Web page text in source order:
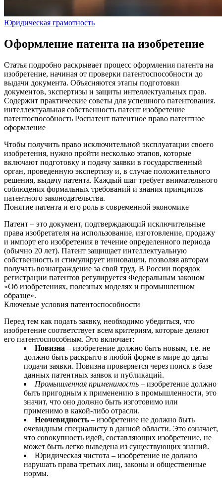
Юридическая грамотность
Оформление патента на изобретение
Статья подробно раскрывает процесс оформления патента на
изобретение, начиная от проверки патентоспособности до
выдачи документа. Объясняются этапы подготовки
документов, экспертизы и защиты интеллектуальных прав.
Содержит практические советы для успешного патентования.
интеллектуальная собственность патент изобретение
патентоспособность Роспатент патентное право патентное
оформление
Чтобы получить право исключительной эксплуатации своего
изобретения, нужно пройти несколько этапов, которые
включают подготовку и подачу заявки в государственный
орган, проведенную экспертизу и, в случае положительного
решения, выдачу патента. Каждый шаг требует внимательного
соблюдения формальных требований и знания принципов
патентного законодательства.
Понятие патента и его роль в современной экономике
Патент – это документ, подтверждающий исключительные
права изобретателя на использование, изготовление, продажу
и импорт его изобретения в течение определенного периода
(обычно 20 лет). Патент защищает интеллектуальную
собственность и стимулирует инновации, позволяя авторам
получать вознаграждение за свой труд. В России порядок
регистрации патентов регулируется Федеральным законом
«Об изобретениях, полезных моделях и промышленном
образце».
Ключевые условия патентоспособности
Перед тем как подать заявку, необходимо убедиться, что
изобретение соответствует всем критериям, которые делают
его патентоспособным. Это включает:
Новизна – изобретение должно быть новым, т.е. не
должно быть раскрыто в любой форме в мире до даты
подачи заявки. Новизна проверяется через поиск в базе
данных патентных заявок и публикаций.
Промышленная применимость – изобретение должно
быть пригодным к применению в промышленности, это
значит, что оно должно быть изготовимо или
применимо в какой-либо отрасли.
Неочевидность – изобретение не должно быть
очевидным специалисту в данной области. Это означает,
что совокупность идей, составляющих изобретение, не
может быть легко выведена из существующих знаний.
Юридическая чистота – изобретение не должно
нарушать права третьих лиц, законы и общественные
нормы.